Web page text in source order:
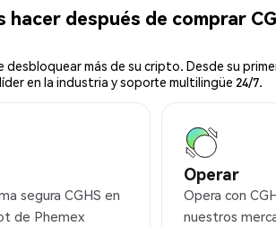
hacer después de comprar
desbloquear más de su cripto. Desde su
en la industria y soporte multilingüe 24/7.
segura CGHS en
de Phemex
Operar
Opera con
nuestros